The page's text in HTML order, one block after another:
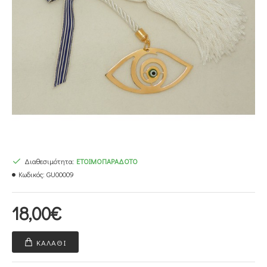
18,00€
Διαθεσιμότητα: ΕΤΟΙΜΟΠΑΡΆΔΟΤΟ
Κωδικός: GU00009
ΚΑΛΆΘΙ